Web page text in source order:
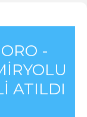
-
ATILDI